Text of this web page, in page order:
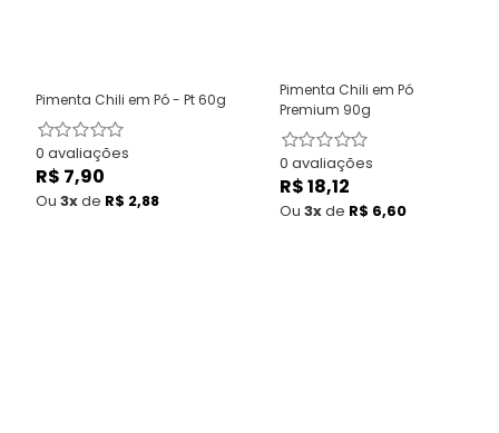
Pimenta Chili em Pó - Pt 60g
0 avaliações
Preço
normal
R$ 7,90
Ou 3xde R$ 2,88
Pimenta Chili em Pó
Premium 90g
0 avaliações
Preço
normal
R$ 18,12
Ou 3xde R$ 6,60